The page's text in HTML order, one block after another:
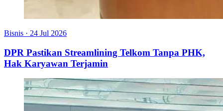
Bisnis · 24 Jul 2026
DPR Pastikan Streamlining Telkom Tanpa PHK,
Hak Karyawan Terjamin